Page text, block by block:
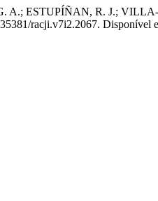
ESTUPÍÑAN, R. J.; VILLA-
racji.v7i2.2067. Disponível